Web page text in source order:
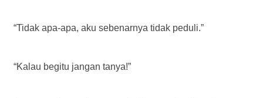
“Tidak apa-apa, aku sebenarnya tidak peduli.”
“Kalau begitu jangan tanya!”